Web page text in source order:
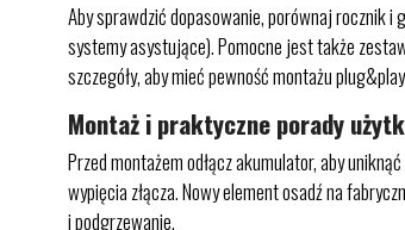
Aby sprawdzić dopasowanie, porównaj rocznik
systemy asystujące). Pomocne jest także
szczegóły, aby mieć pewność montażu
Montaż i praktyczne porady
Przed montażem odłącz akumulator, aby
wypięcia złącza. Nowy element osadź na
i podgrzewanie.